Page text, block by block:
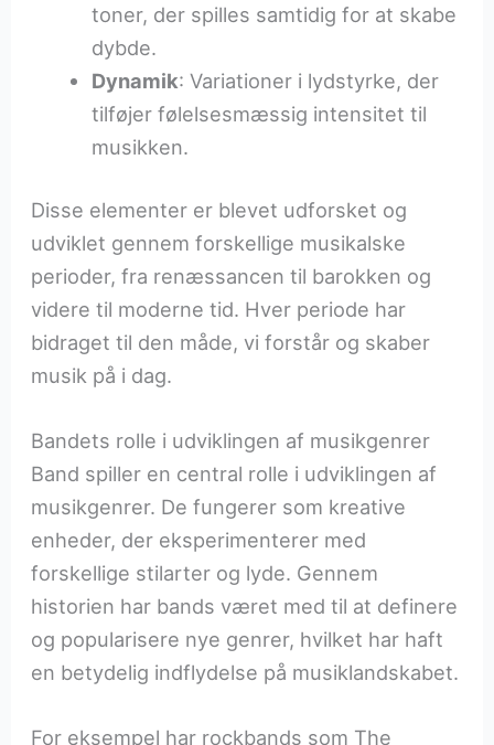
toner, der spilles samtidig for at skabe
dybde.
Dynamik: Variationer i lydstyrke, der
tilføjer følelsesmæssig intensitet til
musikken.
Disse elementer er blevet udforsket og
udviklet gennem forskellige musikalske
perioder, fra renæssancen til barokken og
videre til moderne tid. Hver periode har
bidraget til den måde, vi forstår og skaber
musik på i dag.
Bandets rolle i udviklingen af musikgenrer
Band spiller en central rolle i udviklingen af
musikgenrer. De fungerer som kreative
enheder, der eksperimenterer med
forskellige stilarter og lyde. Gennem
historien har bands været med til at definere
og popularisere nye genrer, hvilket har haft
en betydelig indflydelse på musiklandskabet.
For eksempel har rockbands som The